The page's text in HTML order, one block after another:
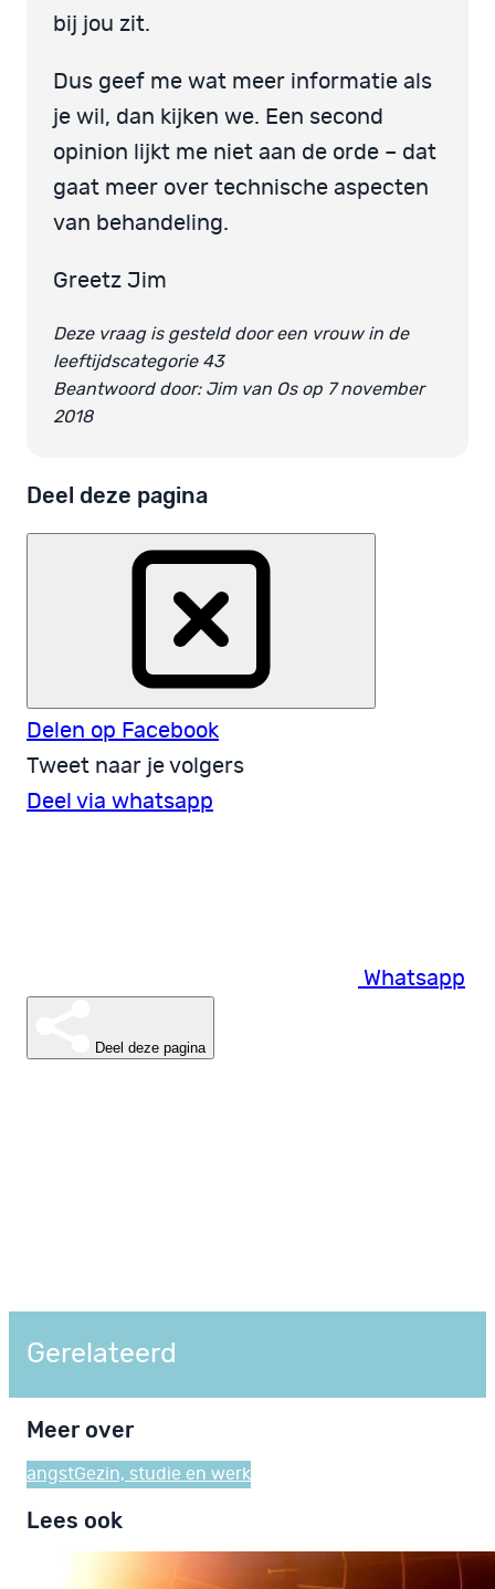
bij jou zit.
Dus geef me wat meer informatie als
je wil, dan kijken we. Een second
opinion lijkt me niet aan de orde – dat
gaat meer over technische aspecten
van behandeling.
Greetz Jim
Deze vraag is gesteld door een vrouw in de
leeftijdscategorie 43
Beantwoord door: Jim van Os op 7 november
2018
Deel deze pagina
Delen op Facebook
Tweet naar je volgers
Deel via whatsapp
Whatsapp
Deel deze pagina
Gerelateerd
Meer over
angstGezin, studie en werk
Lees ook